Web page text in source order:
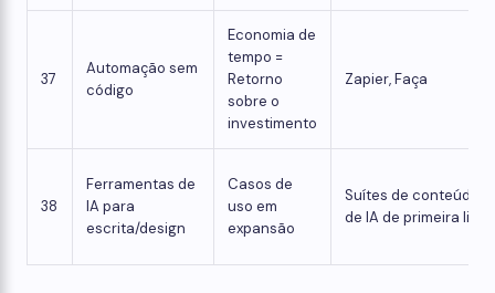
37
Automação sem
código
Economia de
tempo =
Retorno
sobre o
investimento
Zapier, Faça
38
Ferramentas de
IA para
escrita/design
Casos de
uso em
expansão
Suítes de conteúdo
de IA de primeira linha